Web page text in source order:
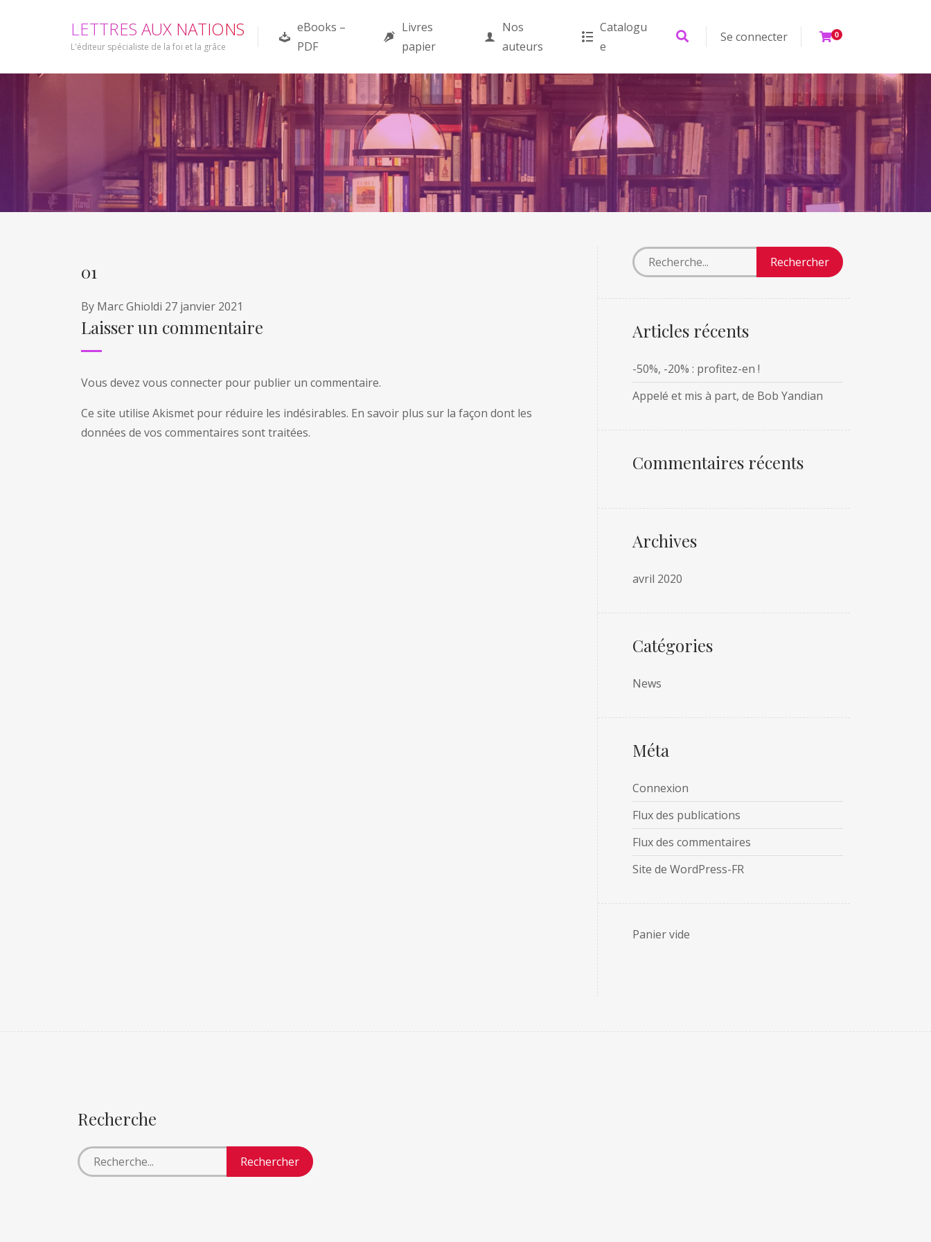
LETTRES AUX NATIONS
L'éditeur spécialiste de la foi et la grâce
eBooks –
PDF
Livres
papier
Nos
auteurs
Catalogu
e
Se connecter 0
01
By Marc Ghioldi 27 janvier 2021
Laisser un commentaire
Vous devez vous connecter pour publier un commentaire.
Ce site utilise Akismet pour réduire les indésirables. En savoir plus sur la façon dont les
données de vos commentaires sont traitées.
Articles récents
-50%, -20% : profitez-en !
Appelé et mis à part, de Bob Yandian
Commentaires récents
Archives
avril 2020
Catégories
News
Méta
Connexion
Flux des publications
Flux des commentaires
Site de WordPress-FR
Panier vide
Recherche